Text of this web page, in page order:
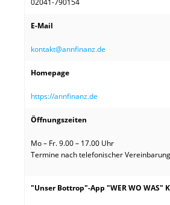
02041-790154
E-Mail
kontakt@annfinanz.de
Homepage
https://annfinanz.de
Öffnungszeiten
Mo – Fr. 9.00 – 17.00 Uhr
Termine nach telefonischer Vereinbarung
"Unser Bottrop"-App "WER WO WAS"